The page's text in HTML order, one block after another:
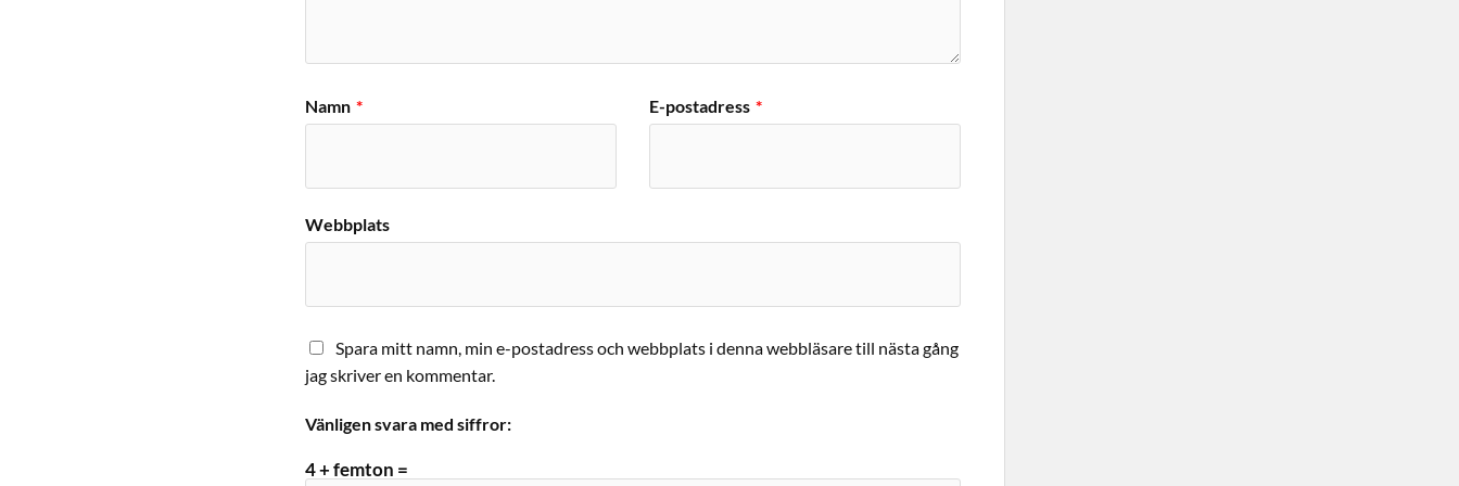
Namn * E-postadress *
Webbplats
Spara mitt namn, min e-postadress och webbplats i denna webbläsare till nästa gång
jag skriver en kommentar.
Vänligen svara med siffror:
4 + femton =